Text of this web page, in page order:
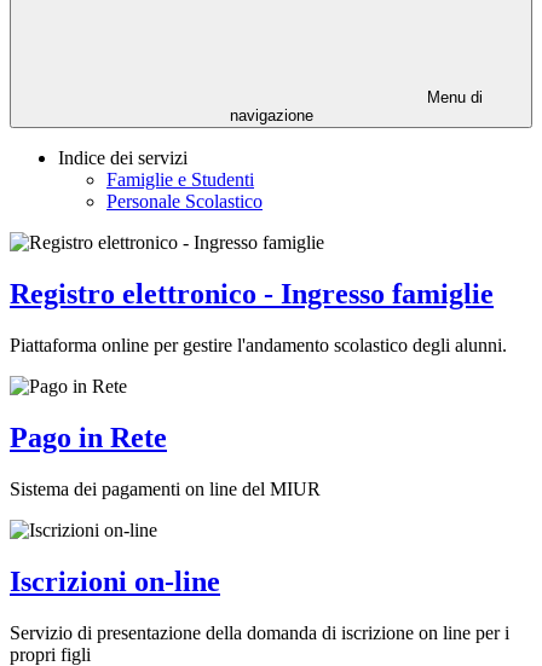
Menu di
navigazione
Indice dei servizi
Famiglie e Studenti
Personale Scolastico
Registro elettronico - Ingresso famiglie
Piattaforma online per gestire l'andamento scolastico degli alunni.
Pago in Rete
Sistema dei pagamenti on line del MIUR
Iscrizioni on-line
Servizio di presentazione della domanda di iscrizione on line per i
propri figli